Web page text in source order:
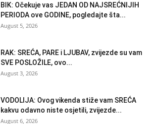
BIK: Očekuje vas JEDAN OD NAJSREĆNIJIH
PERIODA ove GODINE, pogledajte šta...
August 5, 2026
RAK: SREĆA, PARE i LJUBAV, zvijezde su vam
SVE POSLOŽILE, ovo...
August 3, 2026
VODOLIJA: Ovog vikenda stiže vam SREĆA
kakvu odavno niste osjetili, zvijezde...
August 6, 2026